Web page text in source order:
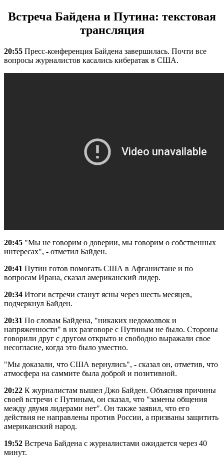
Встреча Байдена и Путина: текстовая
трансляция
20:55 Пресс-конференция Байдена завершилась. Почти все
вопросы журналистов касались кибератак в США.
20:45 "Мы не говорим о доверии, мы говорим о собственных
интересах", - отметил Байден.
20:41 Путин готов помогать США в Афганистане и по
вопросам Ирана, сказал американский лидер.
20:34 Итоги встречи станут ясны через шесть месяцев,
подчеркнул Байден.
20:31 По словам Байдена, "никаких недомолвок и
напряженности" в их разговоре с Путиным не было. Стороны
говорили друг с другом открыто и свободно выражали свое
несогласие, когда это было уместно.
"Мы доказали, что США вернулись", - сказал он, отметив, что
атмосфера на саммите была доброй и позитивной.
20:22 К журналистам вышел Джо Байден. Объясняя причины
своей встречи с Путиным, он сказал, что "замены общения
между двумя лидерами нет". Он также заявил, что его
действия не направлены против России, а призваны защитить
американский народ.
19:52 Встреча Байдена с журналистами ожидается через 40
минут.